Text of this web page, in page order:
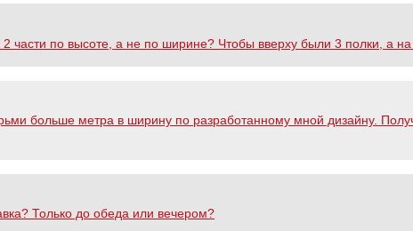
части по высоте, а не по ширине? Чтобы вверху были 3 полки, а
больше метра в ширину по разработанному мной дизайну.
Только до обеда или вечером?